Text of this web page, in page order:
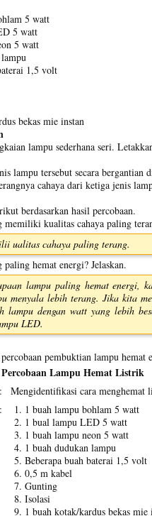
5 watt
5 watt
5 watt
1,5 volt
bekas mie instan
lampu sederhana seri.
lampu tersebut secara bergantian
cahaya dari ketiga jenis
berdasarkan hasil percobaan.
memiliki kualitas cahaya paling
ualitas cahaya paling terang.
hemat energi? Jelaskan.
lampu paling hemat energi,
menyala lebih terang. Jika kita
lampu dengan watt yang lebih
LED.
pembuktian lampu hemat
Lampu Hemat Listrik
:
Mengidentifikasi cara menghemat
:
1 buah lampu bohlam 5 watt
1 bual lampu LED 5 watt
1 buah lampu neon 5 watt
1 buah dudukan lampu
Beberapa buah baterai 1,5 volt
0,5 m kabel
Gunting
Isolasi
1 buah kotak/kardus bekas mie